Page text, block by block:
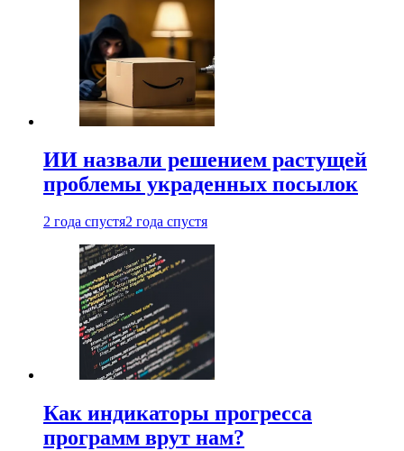
ИИ назвали решением растущей
проблемы украденных посылок
2 года спустя2 года спустя
Как индикаторы прогресса
программ врут нам?